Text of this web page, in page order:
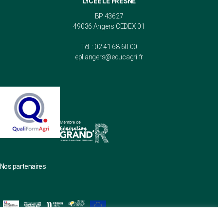
BP 43627
49036 Angers CEDEX 01
Tél. : 02 41 68 60 00
epl.angers@educagri.fr
Nos partenaires